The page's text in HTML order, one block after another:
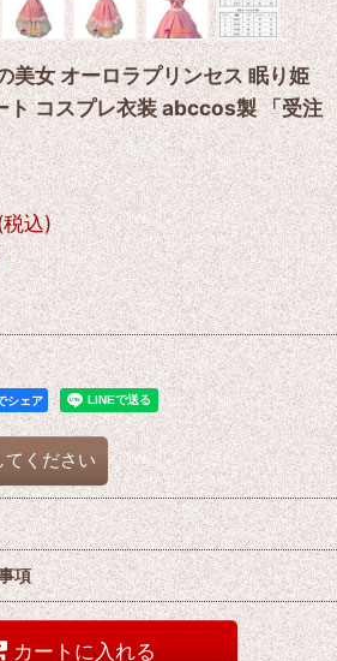
美女 オーロラプリンセス 眠り姫
ト コスプレ衣装 abccos製 「受注
込)
シェア
てください
項
カートに入れる